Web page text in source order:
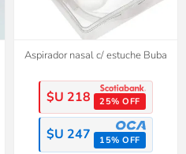
Aspirador nasal c/ estuche Buba
$U 218 25% OFF
$U 247 15% OFF